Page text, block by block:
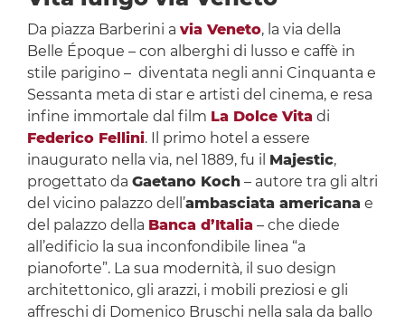
Da piazza Barberini a via Veneto, la via della
Belle Époque – con alberghi di lusso e caffè in
stile parigino – diventata negli anni Cinquanta e
Sessanta meta di star e artisti del cinema, e resa
infine immortale dal film La Dolce Vitadi
Federico Fellini. Il primo hotel a essere
inaugurato nella via, nel 1889, fu il Majestic,
progettato da Gaetano Koch– autore tra gli altri
del vicino palazzo dell’ambasciata americana e
del palazzo della Banca d’Italia– che diede
all’edificio la sua inconfondibile linea “a
pianoforte”. La sua modernità, il suo design
architettonico, gli arazzi, i mobili preziosi e gli
affreschi di Domenico Bruschi nella sala da ballo